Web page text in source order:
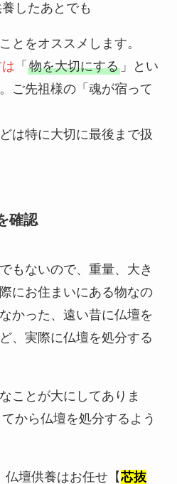
したあとでも
とをオススメします。
は 「 物を大切にする」とい
ご先祖様の「魂が宿って
は特に大切に最後まで扱
確認
もないので、重量、大き
にお住まいにある物なの
かった、遠い昔に仏壇を
、実際に仏壇を処分する
ことが大にしてありま
から仏壇を処分するよう
仏壇供養はお任せ【芯抜